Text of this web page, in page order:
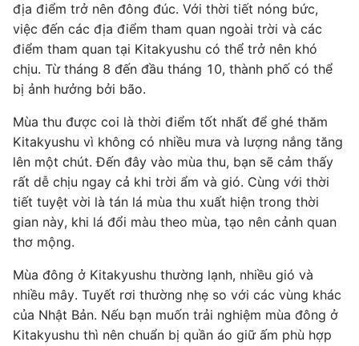
địa điểm trở nên đông đúc. Với thời tiết nóng bức,
việc đến các địa điểm tham quan ngoài trời và các
điểm tham quan tại Kitakyushu có thể trở nên khó
chịu. Từ tháng 8 đến đầu tháng 10, thành phố có thể
bị ảnh hưởng bởi bão.
Mùa thu được coi là thời điểm tốt nhất để ghé thăm
Kitakyushu vì không có nhiều mưa và lượng nắng tăng
lên một chút. Đến đây vào mùa thu, bạn sẽ cảm thấy
rất dễ chịu ngay cả khi trời ẩm và gió. Cùng với thời
tiết tuyệt vời là tán lá mùa thu xuất hiện trong thời
gian này, khi lá đổi màu theo mùa, tạo nên cảnh quan
thơ mộng.
Mùa đông ở Kitakyushu thường lạnh, nhiều gió và
nhiều mây. Tuyết rơi thường nhẹ so với các vùng khác
của Nhật Bản. Nếu bạn muốn trải nghiệm mùa đông ở
Kitakyushu thì nên chuẩn bị quần áo giữ ấm phù hợp